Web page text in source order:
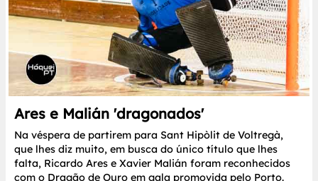
Ares e Malián 'dragonados'
Na véspera de partirem para Sant Hipòlit de Voltregà,
que lhes diz muito, em busca do único título que lhes
falta, Ricardo Ares e Xavier Malián foram reconhecidos
com o Dragão de Ouro em gala promovida pelo Porto.